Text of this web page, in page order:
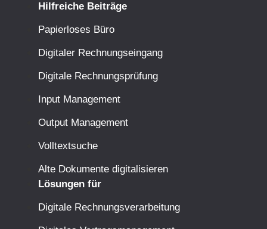
Hilfreiche Beiträge
Papierloses Büro
Digitaler Rechnungseingang
Digitale Rechnungsprüfung
Input Management
Output Management
Volltextsuche
Alte Dokumente digitalisieren
Lösungen für
Digitale Rechnungsverarbeitung